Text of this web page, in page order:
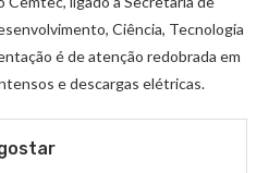
Ciência, Tecnologia
é de atenção redobrada em
e descargas elétricas.